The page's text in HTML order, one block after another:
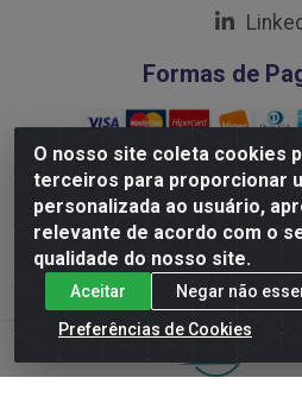
O nosso site coleta cookies
terceiros para proporcionar
personalizada ao usuário,
relevante de acordo com o
qualidade do nosso site.
Aceitar
Negar não
Preferências de Cookies
Formas de
Distribuidora Prime LTDA - Av.
Flores, Manaus/AM - CEP
10.717.750/